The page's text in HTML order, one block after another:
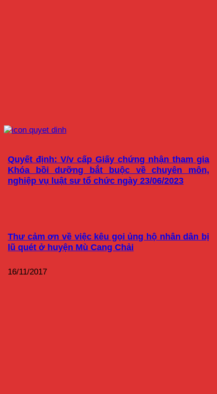
Quyết định: V/v cấp Giấy chứng nhận tham gia
Khóa bồi dưỡng bắt buộc về chuyên môn,
nghiệp vụ luật sư tổ chức ngày 23/06/2023
Thư cảm ơn về việc kêu gọi ủng hộ nhân dân bị
lũ quét ở huyện Mù Cang Chải
16/11/2017